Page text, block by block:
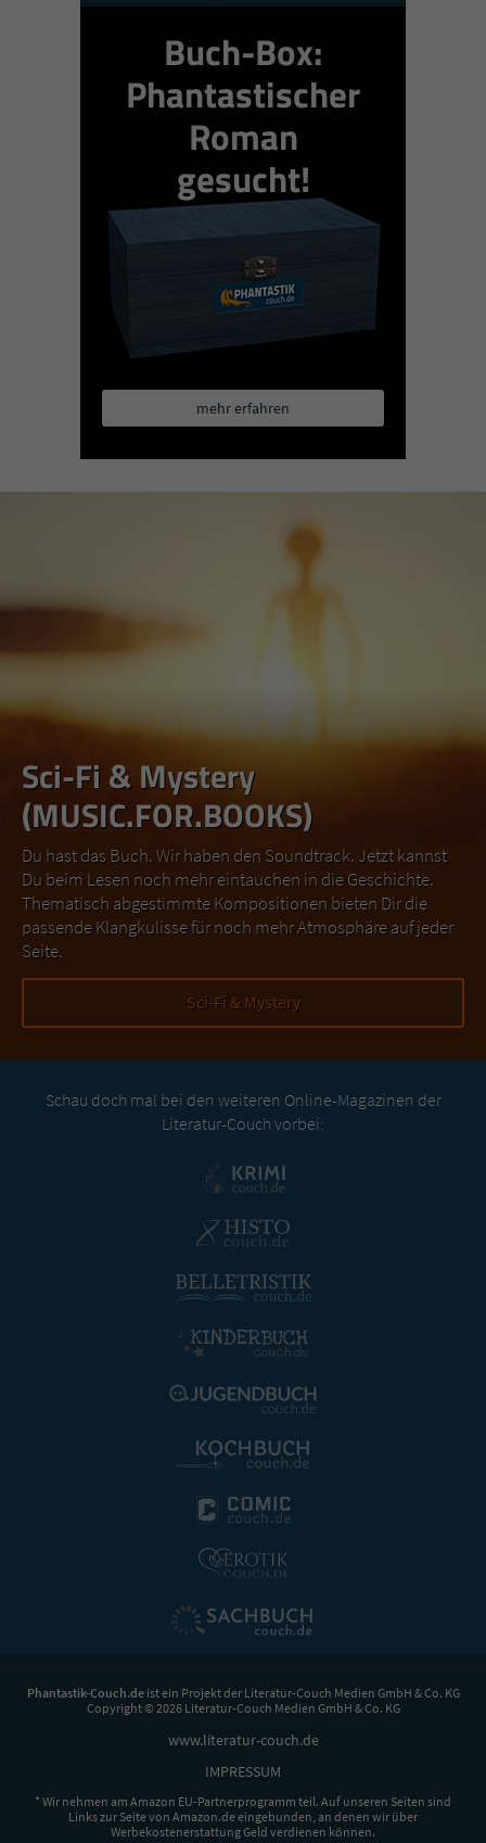
Buch-Box:
Phantastischer
Roman
gesucht!
mehr erfahren
Sci-Fi & Mystery
(MUSIC.FOR.BOOKS)
Du hast das Buch. Wir haben den Soundtrack. Jetzt kannst
Du beim Lesen noch mehr eintauchen in die Geschichte.
Thematisch abgestimmte Kompositionen bieten Dir die
passende Klangkulisse für noch mehr Atmosphäre auf jeder
Seite.
Sci-Fi & Mystery
Schau doch mal bei den weiteren Online-Magazinen der
Literatur-Couch vorbei:
Phantastik-Couch.deist ein Projekt der Literatur-Couch Medien GmbH & Co. KG
Copyright © 2026 Literatur-Couch Medien GmbH & Co. KG
www.literatur-couch.de
IMPRESSUM
* Wir nehmen am Amazon EU-Partnerprogramm teil. Auf unseren Seiten sind
Links zur Seite von Amazon.de eingebunden, an denen wir über
Werbekostenerstattung Geld verdienen können.